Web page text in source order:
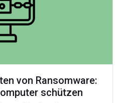
von Ransomware:
schützen